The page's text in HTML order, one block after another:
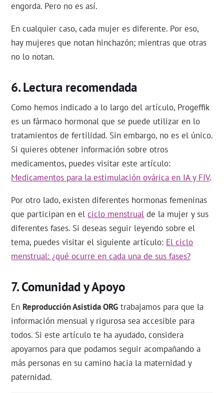
engorda. Pero no es así.
En cualquier caso, cada mujer es diferente. Por eso,
hay mujeres que notan hinchazón; mientras que otras
no lo notan.
Lectura recomendada
Como hemos indicado a lo largo del artículo, Progeffik
es un fármaco hormonal que se puede utilizar en lo
tratamientos de fertilidad. Sin embargo, no es el único.
Si quieres obtener información sobre otros
medicamentos, puedes visitar este artículo:
Medicamentos para la estimulación ovárica en IA y FIV.
Por otro lado, existen diferentes hormonas femeninas
que participan en elciclo menstrual de la mujer y sus
diferentes fases. Si deseas seguir leyendo sobre el
tema, puedes visitar el siguiente artículo: El ciclo
menstrual: ¿qué ocurre en cada una de sus fases?
Comunidad y Apoyo
En Reproducción Asistida ORG trabajamos para que la
información mensual y rigurosa sea accesible para
todos. Si este artículo te ha ayudado, considera
apoyarnos para que podamos seguir acompañando a
más personas en su camino hacia la maternidad y
paternidad.